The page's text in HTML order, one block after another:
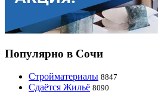
Популярно в Сочи
Стройматериалы 8847
Сдаётся Жильё 8090